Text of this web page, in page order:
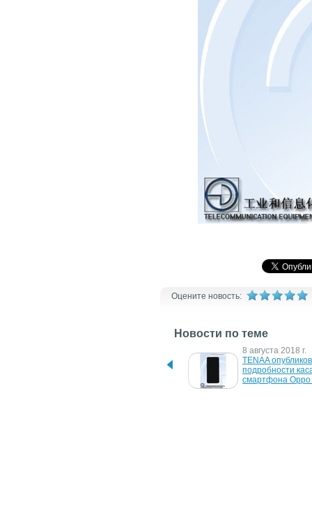
Оцените новость:
Новости по теме
8 августа 2018 г.
TENAA
подробности
смартфона Oppo